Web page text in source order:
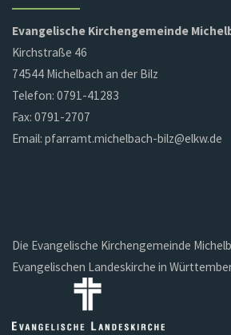
Evangelische Kirchengemeinde
Kirchstraße 46
74544 Michelbach an der Bilz
Telefon: 0791-41283
Fax: 0791-2707
Email: pfarramt.michelbach-bilz@elkw.de
Die Evangelische Kirchengemeinde
Evangelischen Landeskirche in